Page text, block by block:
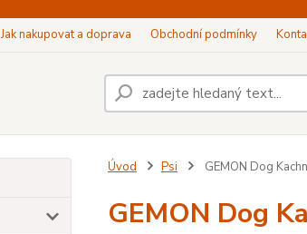
Jak nakupovat a doprava Obchodní podmínky
Úvod Psi GEMON Dog
GEMON Dog